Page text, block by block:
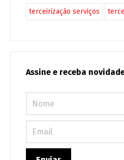
terceirização serviços
Assine e receba